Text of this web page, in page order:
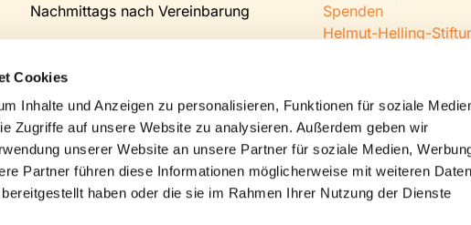
Cookies
Inhalte und Anzeigen zu personalisieren, Funktionen für soziale
Zugriffe auf unsere Website zu analysieren. Außerdem geben wir
unserer Website an unsere Partner für soziale Medien,
Partner führen diese Informationen möglicherweise mit weiteren Daten
haben oder die sie im Rahmen Ihrer Nutzung der Dienste
Nachmittags nach Vereinbarung
Fax: 0 52 04 / 25 65
Mail: gemeindeamt@kirche-
steinhagen.de
Spenden
Helmut-Helling-